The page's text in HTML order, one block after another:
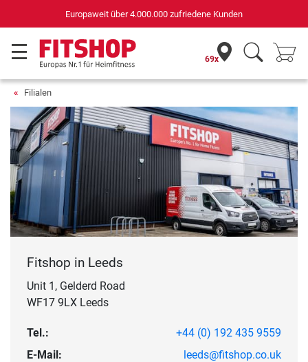
Europaweit über 4.000.000 zufriedene Kunden
69x
Filialen
Fitshop in Leeds
Unit 1, Gelderd Road
WF17 9LX Leeds
Tel.:
+44 (0) 192 435 9559
E-Mail:
leeds@fitshop.co.uk